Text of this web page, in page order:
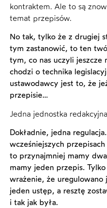
kontraktem. Ale to są
temat przepisów.
No tak, tylko że z drugiej
tym zastanowić, to ten
tym, co nas uczyli jeszcze
chodzi o technika
ustawodawcy jest to, że
przepisie…
Jedna jednostka
Dokładnie, jedna
wcześniejszych
to przynajmniej mamy
mamy jeden przepis.
wrażenie, że
jeden ustęp, a resztę
i tak jak była.